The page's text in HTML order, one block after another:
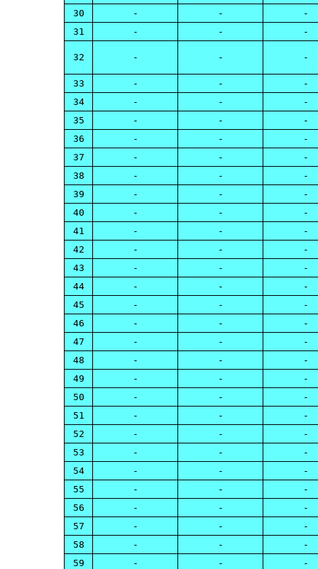
30 - -
-
31
- - -
32 - - -
33 - -
-
34
- -
-
35
- -
-
36
- -
-
37
- -
-
38
- -
-
39
- -
-
40
- -
-
41
- -
-
42
- -
-
43
- -
-
44
- -
-
45
- -
-
46
- -
-
47
- -
-
48
- -
-
49
- -
-
50
- -
-
51
- -
-
52
- -
-
53
- -
-
54
- -
-
55
- -
-
56
- -
-
57
- -
-
58
- -
-
59
- -
-